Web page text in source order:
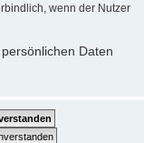
wenn der Nutzer
Daten